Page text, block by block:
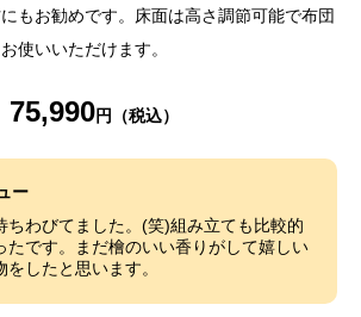
もお勧めです。床面は高さ調節可能で布団
使いいただけます。
75,990
ー
ちわびてました。(笑)組み立ても比較的
たです。まだ檜のいい香りがして嬉しい
したと思います。